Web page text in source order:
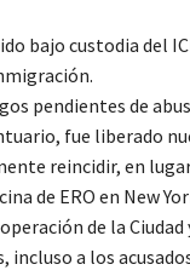
bajo custodia del
pendientes de
fue liberado
reincidir, en
de ERO en New
de la
a los